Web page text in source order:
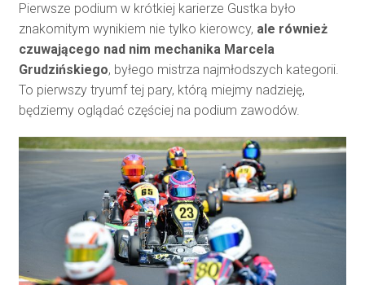
Pierwsze podium w krótkiej karierze Gustka było
znakomitym wynikiem nie tylko kierowcy, ale również
czuwającego nad nim mechanika Marcela
Grudzińskiego, byłego mistrza najmłodszych kategorii.
To pierwszy tryumf tej pary, którą miejmy nadzieję,
będziemy oglądać częściej na podium zawodów.